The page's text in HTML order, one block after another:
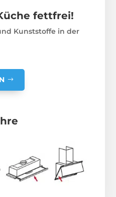
fettfrei!
Kunststoffe in der